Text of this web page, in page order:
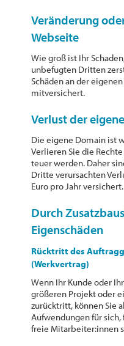
Veränderung
Webseite
Wie groß ist Ihr
unbefugten Dritten
Schäden an der
mitversichert.
Verlust der
Die eigene Domain ist
Verlieren Sie die
teuer werden. Daher
Dritte verursachten
Euro pro Jahr versichert.
Durch
Eigenschäden
Rücktritt des
(Werkvertrag)
Wenn Ihr Kunde oder
größeren Projekt oder
zurücktritt, können Sie
Aufwendungen für
freie Mitarbeiter:innen